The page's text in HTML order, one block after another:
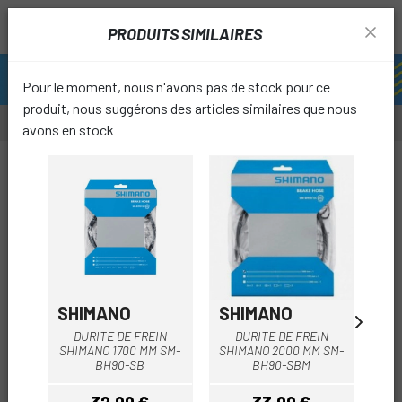
PRODUITS SIMILAIRES
Pour le moment, nous n'avons pas de stock pour ce
produit, nous suggérons des articles similaires que nous
avons en stock
SHIMANO
DURITE DE FREIN
SHIMANO 1700 MM SM-
BH90-SB
SHIMANO
DURITE DE FREIN
SHIMANO 2000 MM SM-
BH90-SBM